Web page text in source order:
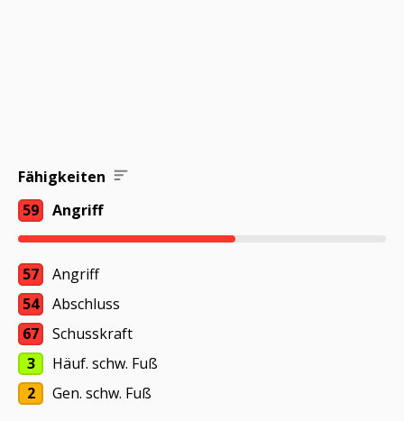
Fähigkeiten
59
Angriff
57
Angriff
54
Abschluss
67
Schusskraft
3
Häuf. schw. Fuß
2
Gen. schw. Fuß